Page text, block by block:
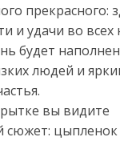
прекрасного:
и удачи во всех
будет
людей и
вы видите
сюжет: цыпленок